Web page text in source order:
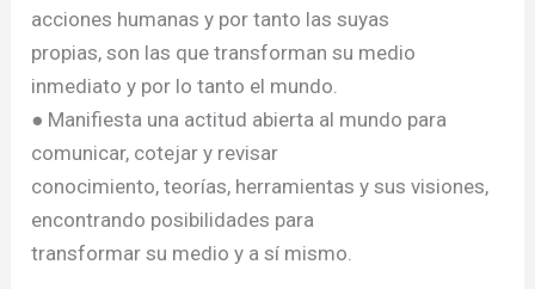
acciones humanas y por tanto las suyas
propias, son las que transforman su medio
inmediato y por lo tanto el mundo.
● Manifiesta una actitud abierta al mundo para
comunicar, cotejar y revisar
conocimiento, teorías, herramientas y sus visiones,
encontrando posibilidades para
transformar su medio y a sí mismo.